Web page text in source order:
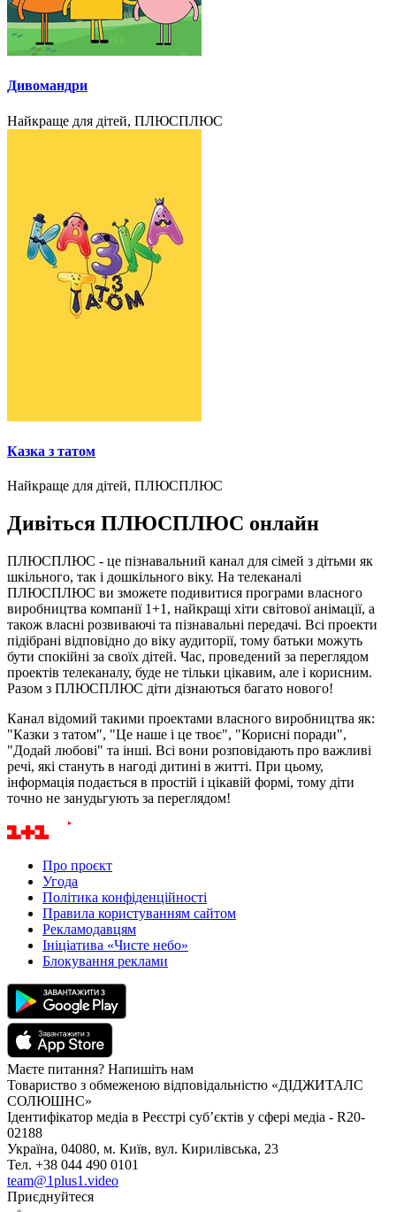
Дивомандри
Найкраще для дітей, ПЛЮСПЛЮС
Казка з татом
Найкраще для дітей, ПЛЮСПЛЮС
Дивіться ПЛЮСПЛЮС онлайн
ПЛЮСПЛЮС - це пізнавальний канал для сімей з дітьми як
шкільного, так і дошкільного віку. На телеканалі
ПЛЮСПЛЮС ви зможете подивитися програми власного
виробництва компанії 1+1, найкращі хіти світової анімації, а
також власні розвиваючі та пізнавальні передачі. Всі проекти
підібрані відповідно до віку аудиторії, тому батьки можуть
бути спокійні за своїх дітей. Час, проведений за переглядом
проектів телеканалу, буде не тільки цікавим, але і корисним.
Разом з ПЛЮСПЛЮС діти дізнаються багато нового!
Канал відомий такими проектами власного виробництва як:
"Казки з татом", "Це наше і це твоє", "Корисні поради",
"Додай любові" та інші. Всі вони розповідають про важливі
речі, які стануть в нагоді дитині в житті. При цьому,
інформація подається в простій і цікавій формі, тому діти
точно не занудьгують за переглядом!
Про проєкт
Угода
Політика конфіденційності
Правила користуванням сайтом
Рекламодавцям
Ініціатива «Чисте небо»
Блокування реклами
Маєте питання? Напишіть нам
Товариство з обмеженою відповідальністю «ДІДЖИТАЛС
СОЛЮШНС»
Ідентифікатор медіа в Реєстрі суб’єктів у сфері медіа - R20-
02188
Україна, 04080, м. Київ, вул. Кирилівська, 23
Тел. +38 044 490 0101
team@1plus1.video
Приєднуйтеся